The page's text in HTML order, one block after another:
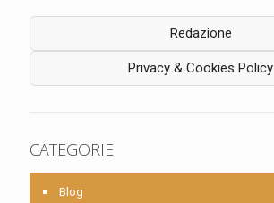
Redazione
Privacy & Cookies Policy
CATEGORIE
Blog